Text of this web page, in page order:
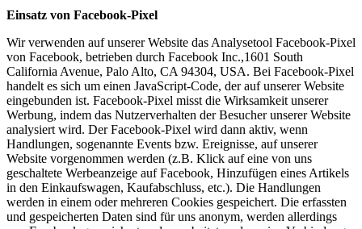
Einsatz von Facebook-Pixel
Wir verwenden auf unserer Website das Analysetool Facebook-Pixel
von Facebook, betrieben durch Facebook Inc.,1601 South
California Avenue, Palo Alto, CA 94304, USA. Bei Facebook-Pixel
handelt es sich um einen JavaScript-Code, der auf unserer Website
eingebunden ist. Facebook-Pixel misst die Wirksamkeit unserer
Werbung, indem das Nutzerverhalten der Besucher unserer Website
analysiert wird. Der Facebook-Pixel wird dann aktiv, wenn
Handlungen, sogenannte Events bzw. Ereignisse, auf unserer
Website vorgenommen werden (z.B. Klick auf eine von uns
geschaltete Werbeanzeige auf Facebook, Hinzufügen eines Artikels
in den Einkaufswagen, Kaufabschluss, etc.). Die Handlungen
werden in einem oder mehreren Cookies gespeichert. Die erfassten
und gespeicherten Daten sind für uns anonym, werden allerdings